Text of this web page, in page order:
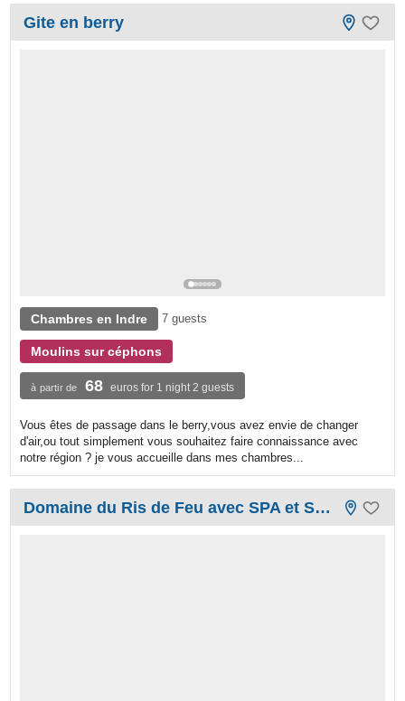
Gite en berry
Chambres en Indre 7 guests
Moulins sur céphons
à partir de 68 euros for 1 night 2 guests
Vous êtes de passage dans le berry,vous avez envie de changer
d'air,ou tout simplement vous souhaitez faire connaissance avec
notre région ? je vous accueille dans mes chambres...
Domaine du Ris de Feu avec SPA et SAUNA